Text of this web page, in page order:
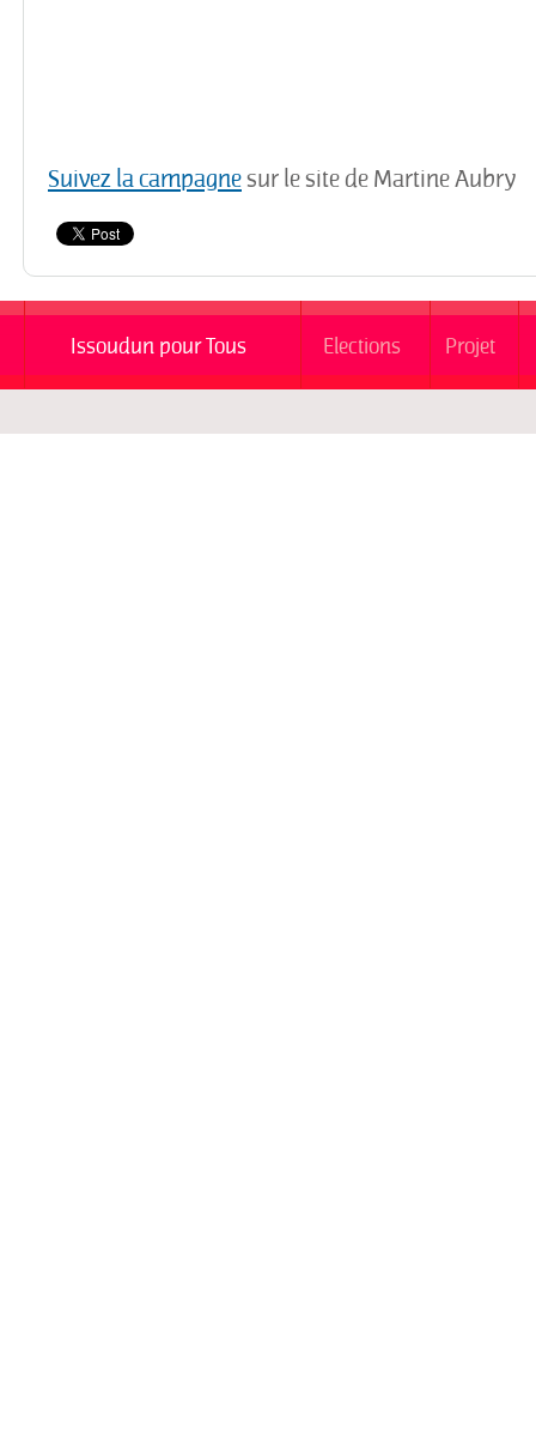
Suivez la campagnesur le site de Martine Aubry
Issoudun pour Tous Elections Projet